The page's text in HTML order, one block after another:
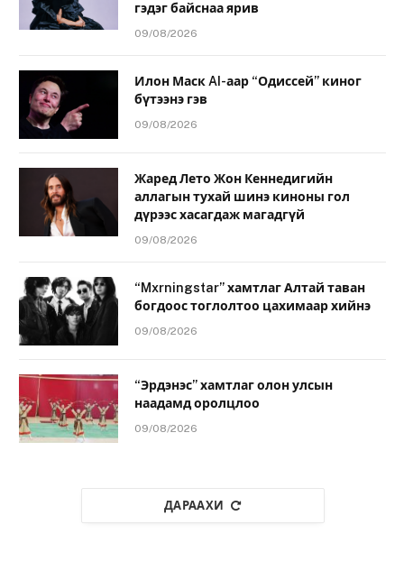
гэдэг байснаа ярив
09/08/2026
Илон Маск AI-аар “Одиссей” киног
бүтээнэ гэв
09/08/2026
Жаред Лето Жон Кеннедигийн
аллагын тухай шинэ киноны гол
дүрээс хасагдаж магадгүй
09/08/2026
“Mxrningstar” хамтлаг Алтай таван
богдоос тоглолтоо цахимаар хийнэ
09/08/2026
“Эрдэнэс” хамтлаг олон улсын
наадамд оролцлоо
09/08/2026
ДАРААХИ